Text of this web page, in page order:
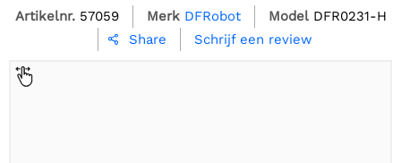
Artikelnr. 57059 Merk DFRobot Model DFR0231-H
 Share Schrijf een review